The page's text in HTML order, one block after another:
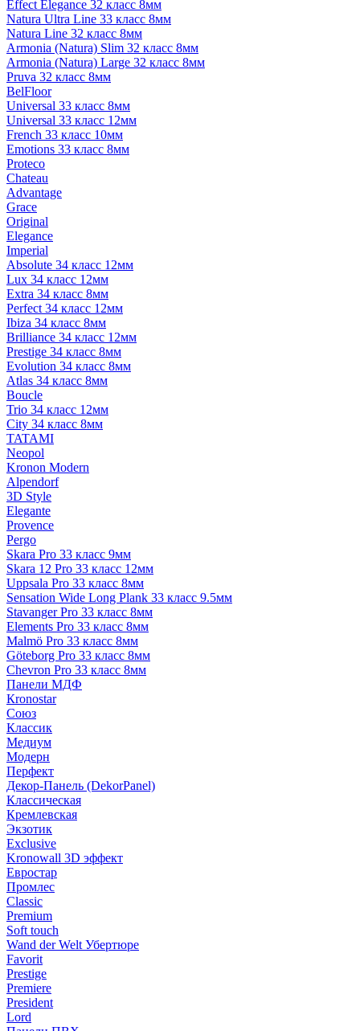
Effect Elegance 32 класс 8мм
Natura Ultra Line 33 класс 8мм
Natura Line 32 класс 8мм
Armonia (Natura) Slim 32 класс 8мм
Armonia (Natura) Large 32 класс 8мм
Pruva 32 класс 8мм
BelFloor
Universal 33 класс 8мм
Universal 33 класс 12мм
French 33 класс 10мм
Emotions 33 класс 8мм
Proteco
Chateau
Advantage
Grace
Original
Elegance
Imperial
Absolute 34 класс 12мм
Lux 34 класс 12мм
Extra 34 класс 8мм
Perfect 34 класс 12мм
Ibiza 34 класс 8мм
Brilliance 34 класс 12мм
Prestige 34 класс 8мм
Evolution 34 класс 8мм
Atlas 34 класс 8мм
Boucle
Trio 34 класс 12мм
City 34 класс 8мм
TATAMI
Neopol
Kronon Modern
Alpendorf
3D Style
Elegante
Provence
Pergo
Skara Pro 33 класс 9мм
Skara 12 Pro 33 класс 12мм
Uppsala Pro 33 класс 8мм
Sensation Wide Long Plank 33 класс 9.5мм
Stavanger Pro 33 класс 8мм
Elements Pro 33 класс 8мм
Malmö Pro 33 класс 8мм
Göteborg Pro 33 класс 8мм
Chevron Pro 33 класс 8мм
Панели МДФ
Кronostar
Союз
Классик
Медиум
Модерн
Перфект
Декор-Панель (DekorPanel)
Классическая
Кремлевская
Экзотик
Exclusive
Kronowall 3D эффект
Евростар
Промлес
Classic
Premium
Soft touch
Wand der Welt Убертюре
Favorit
Prestige
Premiere
President
Lord